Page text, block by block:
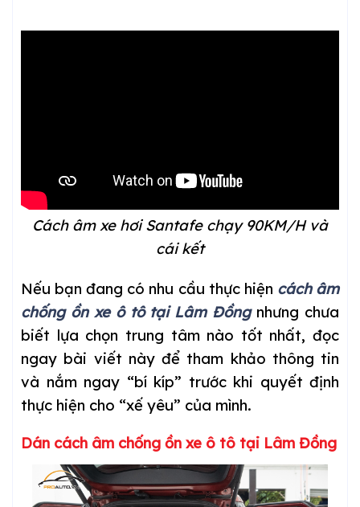
Cách âm xe hơi Santafe chạy 90KM/H và
cái kết
Nếu bạn đang có nhu cầu thực hiện cách âm
chống ồn xe ô tô tại Lâm Đồngnhưng chưa
biết lựa chọn trung tâm nào tốt nhất, đọc
ngay bài viết này để tham khảo thông tin
và nắm ngay “bí kíp” trước khi quyết định
thực hiện cho “xế yêu” của mình.
Dán cách âm chống ồn xe ô tô tại Lâm Đồng